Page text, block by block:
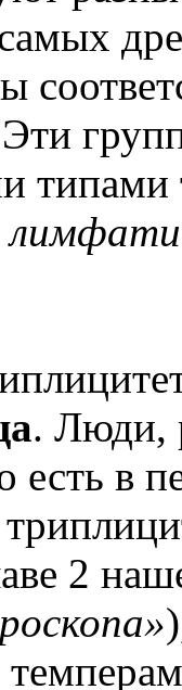
типами
. Люди,
есть в
2